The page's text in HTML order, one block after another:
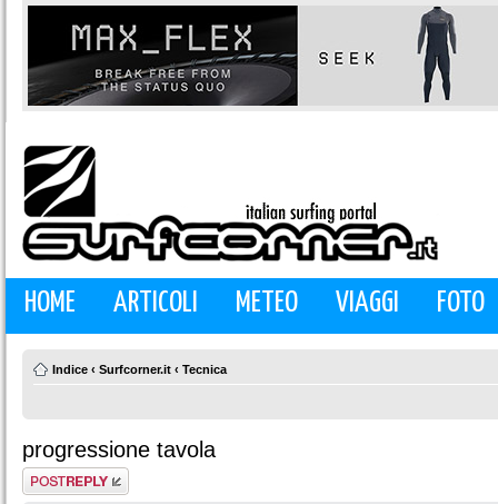
HOME ARTICOLI METEO VIAGGI FOTO
Indice ‹ Surfcorner.it ‹ Tecnica
progressione tavola
Rispondi al
messaggio